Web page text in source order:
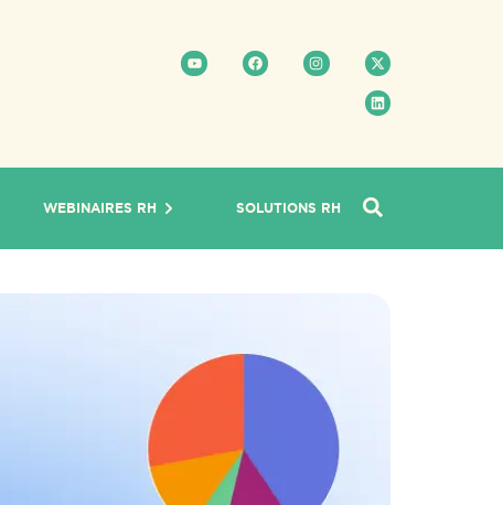
WEBINAIRES RH SOLUTIONS RH